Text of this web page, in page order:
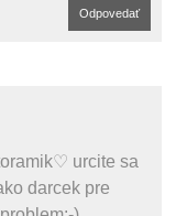
Odpovedať
urcite sa
darcek pre